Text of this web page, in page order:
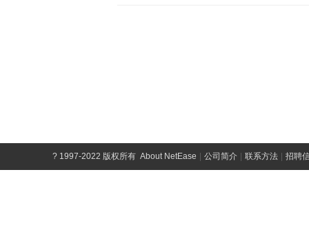
?1997-2022 版权所有 About NetEase 公司简介 联系方法 招聘